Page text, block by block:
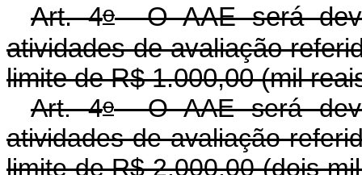
Art. 4oO AAE será
atividades de avaliação
limite de R$ 1.000,00 (mil
Art. 4oO AAE será
atividades de avaliação
limite de R$ 2.000,00 (dois